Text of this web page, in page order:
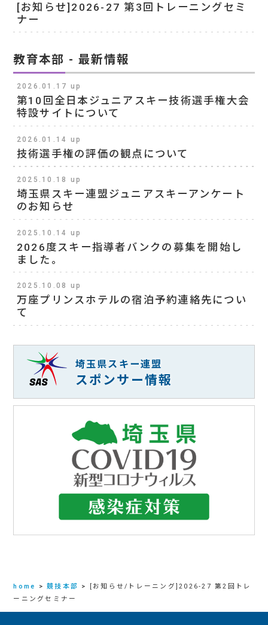
[お知らせ]2026-27 第3回トレーニングセミ
ナー
教育本部 - 最新情報
2026.01.17 up
第10回全日本ジュニアスキー技術選手権大会
特設サイトについて
2026.01.14 up
技術選手権の評価の観点について
2025.10.18 up
埼玉県スキー連盟ジュニアスキーアンケート
のお知らせ
2025.10.14 up
2026度スキー指導者バンクの募集を開始し
ました。
2025.10.08 up
万座プリンスホテルの宿泊予約連絡先につい
て
埼玉県スキー連盟
スポンサー情報
home >競技本部 >
[お知らせ/トレーニング]2026-27 第2回トレ
ーニングセミナー